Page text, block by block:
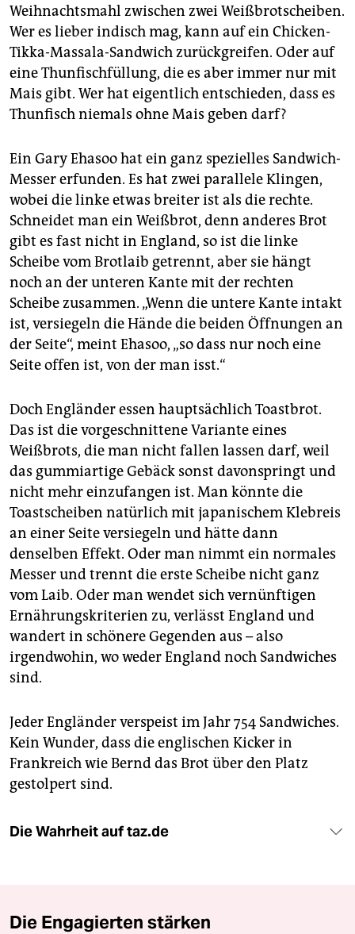
Weihnachtsmahl zwischen zwei Weißbrotscheiben.
Wer es lieber indisch mag, kann auf ein Chicken-
Tikka-Massala-Sandwich zurückgreifen. Oder auf
eine Thunfischfüllung, die es aber immer nur mit
Mais gibt. Wer hat eigentlich entschieden, dass es
Thunfisch niemals ohne Mais geben darf?
Ein Gary Ehasoo hat ein ganz spezielles Sandwich-
Messer erfunden. Es hat zwei parallele Klingen,
wobei die linke etwas breiter ist als die rechte.
Schneidet man ein Weißbrot, denn anderes Brot
gibt es fast nicht in England, so ist die linke
Scheibe vom Brotlaib getrennt, aber sie hängt
noch an der unteren Kante mit der rechten
Scheibe zusammen. „Wenn die untere Kante intakt
ist, versiegeln die Hände die beiden Öffnungen an
der Seite“, meint Ehasoo, „so dass nur noch eine
Seite offen ist, von der man isst.“
Doch Engländer essen hauptsächlich Toastbrot.
Das ist die vorgeschnittene Variante eines
Weißbrots, die man nicht fallen lassen darf, weil
das gummiartige Gebäck sonst davonspringt und
nicht mehr einzufangen ist. Man könnte die
Toastscheiben natürlich mit japanischem Klebreis
an einer Seite versiegeln und hätte dann
denselben Effekt. Oder man nimmt ein normales
Messer und trennt die erste Scheibe nicht ganz
vom Laib. Oder man wendet sich vernünftigen
Ernährungskriterien zu, verlässt England und
wandert in schönere Gegenden aus – also
irgendwohin, wo weder England noch Sandwiches
sind.
Jeder Engländer verspeist im Jahr 754 Sandwiches.
Kein Wunder, dass die englischen Kicker in
Frankreich wie Bernd das Brot über den Platz
gestolpert sind.
Die Wahrheit auf taz.de
Die Engagierten stärken